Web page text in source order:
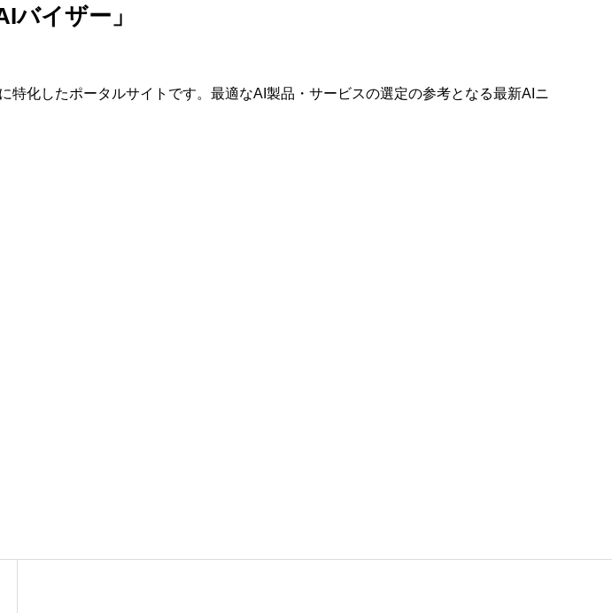
イザー」
化したポータルサイトです。最適なAI製品・サービスの選定の参考となる最新AIニ